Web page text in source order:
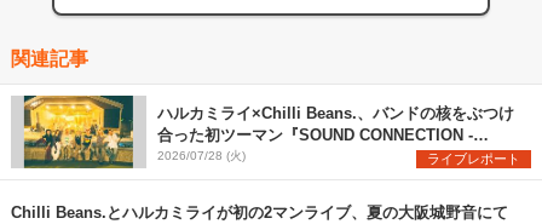
関連記事
ハルカミライ×Chilli Beans.、バンドの核をぶつけ
合った初ツーマン『SOUND CONNECTION -
SUNSET PARTY-』レポート
2026/07/28 (火) ライブレポート
Chilli Beans.とハルカミライが初の2マンライブ、夏の大阪城野音にて